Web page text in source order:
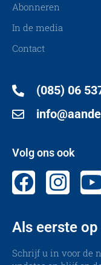
Abonneren
In de media
Contact
(085) 06
Volg ons ook
Als eerste
Schrijf u in voor de